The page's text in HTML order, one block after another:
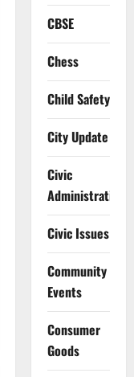
CBSE
Chess
Child Safety
City Update
Civic
Administration
Civic Issues
Community
Events
Consumer
Goods